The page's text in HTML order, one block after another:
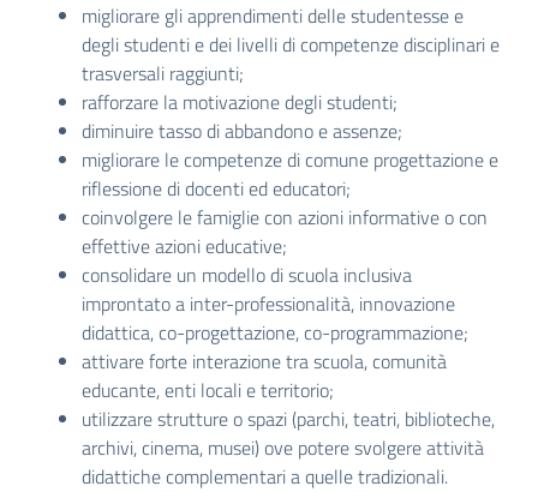
migliorare gli apprendimenti delle studentesse e
degli studenti e dei livelli di competenze disciplinari e
trasversali raggiunti;
rafforzare la motivazione degli studenti;
diminuire tasso di abbandono e assenze;
migliorare le competenze di comune progettazione e
riflessione di docenti ed educatori;
coinvolgere le famiglie con azioni informative o con
effettive azioni educative;
consolidare un modello di scuola inclusiva
improntato a inter-professionalità, innovazione
didattica, co-progettazione, co-programmazione;
attivare forte interazione tra scuola, comunità
educante, enti locali e territorio;
utilizzare strutture o spazi (parchi, teatri, biblioteche,
archivi, cinema, musei) ove potere svolgere attività
didattiche complementari a quelle tradizionali.